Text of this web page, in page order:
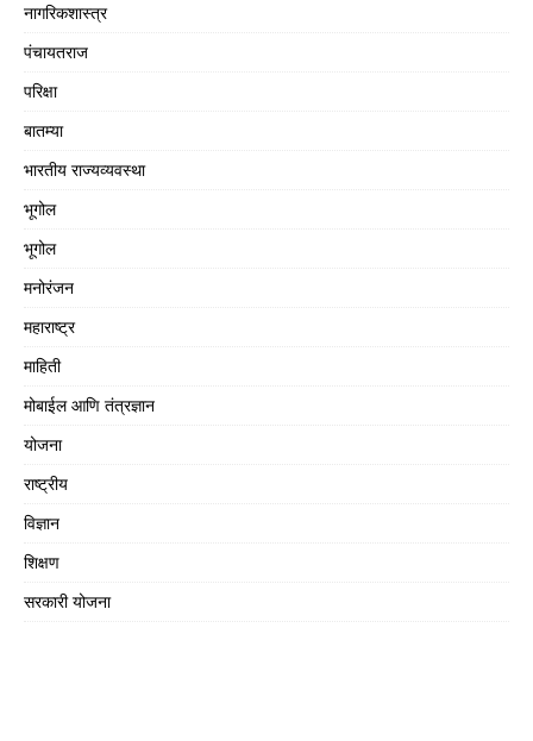
नागरिकशास्त्र
पंचायतराज
परिक्षा
बातम्या
भारतीय राज्यव्यवस्था
भूगोल
भूगोल
मनोरंजन
महाराष्ट्र
माहिती
मोबाईल आणि तंत्रज्ञान
योजना
राष्ट्रीय
विज्ञान
शिक्षण
सरकारी योजना